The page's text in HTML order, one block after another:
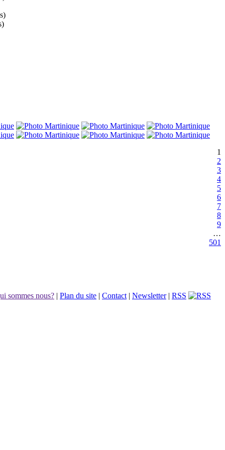
1
2
3
4
5
6
7
8
9
…
501
sommes nous? | Plan du site | Contact| Newsletter| RSS